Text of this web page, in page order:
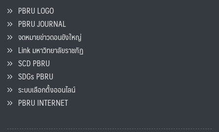
PBRU LOGO
PBRU JOURNAL
จดหมายข่าวดอนขังใหญ่
Link มหาวิทยาลัยราชภัฏ
SCD PBRU
SDGs PBRU
ระบบเลือกตั้งออนไลน์
PBRU INTERNET